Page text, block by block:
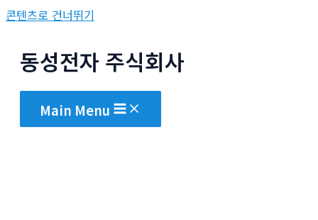
콘텐츠로 건너뛰기
동성전자 주식회사
Main Menu